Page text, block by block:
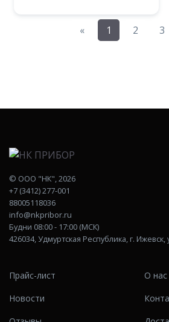
«Previous
1 2 3
© ООО "НК", 2026
+7 (3412) 277-001
88005118036
info@nkpribor.ru
Будни 08:00 - 17:00 (МСК)
426034, Удмуртская Республика, г. Ижевск,
Прайс-лист
Новости
О нас